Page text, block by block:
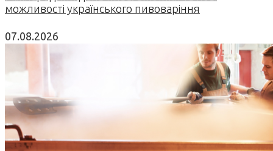
можливості українського пивоваріння
07.08.2026